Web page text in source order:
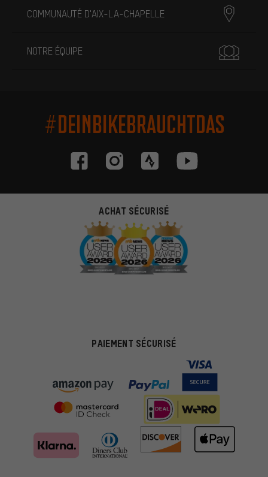
COMMUNAUTÉ D'AIX-LA-CHAPELLE
NOTRE ÉQUIPE
#DEINBIKEBRAUCHTDAS
ACHAT SÉCURISÉ
PAIEMENT SÉCURISÉ